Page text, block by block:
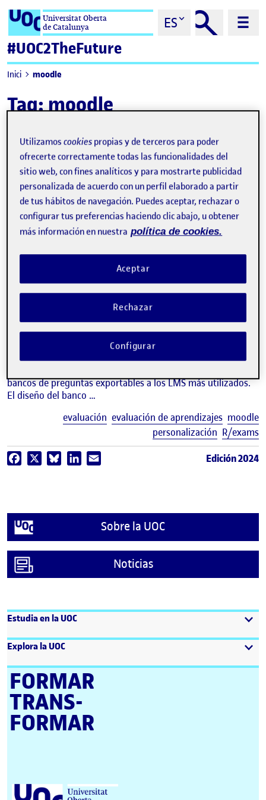
Saltar al contenidoUniversitat Oberta
de Catalunya
ES
#UOC2TheFuture
Inici moodle
Tag:moodle
video
Personaliza actividades de
(y Canvas) con R
MARIA PUJOL Y DANIEL LIVIANO
Estudios de Economía y Empresa de la UOC
Experiencia de evaluación digital, ubicua y flexible que
bancos de preguntas exportables a los LMS más utilizados.
El diseño del banco …
evaluación evaluación de aprendizajes moodle
personalización R/exams
Facebook BlueskyLinkedIn Edición 2024
Sobre la UOC
Noticias
Estudia en la UOC
Explora la UOC
FORMAR
TRANS­
FORMAR
Universitat Oberta de Catalunya (UOC)
Utilizamoscookies propias y de terceros para poder
ofrecerte correctamente todas las funcionalidades del
sitio web, con fines analíticos y para mostrarte publicidad
personalizada de acuerdo con un perfil elaborado a partir
de tus hábitos de navegación. Puedes aceptar, rechazar o
configurar tus preferencias haciendo clic abajo, u obtener
más información en nuestra política de cookies.
Rechazar
Aceptar
Configurar